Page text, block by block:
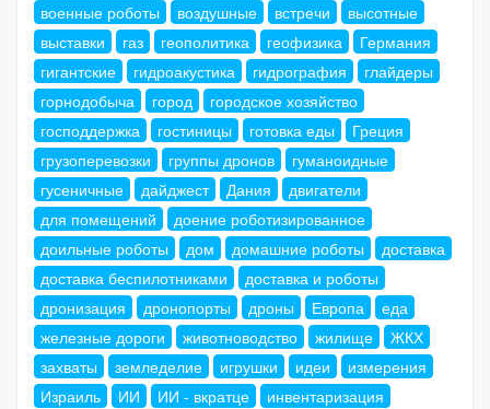
военные роботы
воздушные встречи
высотные
выставки
газ геополитика геофизика
Германия
гигантские
гидроакустика гидрография
глайдеры
горнодобыча
город
городское хозяйство
господдержка
гостиницы готовка еды
Греция
грузоперевозки
группы дронов
гуманоидные
гусеничные
дайджест Дания
двигатели
для помещений
доение роботизированное
доильные роботы
дом домашние роботы
доставка
доставка беспилотниками
доставка и роботы
дронизация
дронопорты дроны Европа
еда
железные дороги
животноводство жилище
ЖКХ
захваты
земледелие игрушки идеи
измерения
Израиль
ИИ ИИ - вкратце
инвентаризация